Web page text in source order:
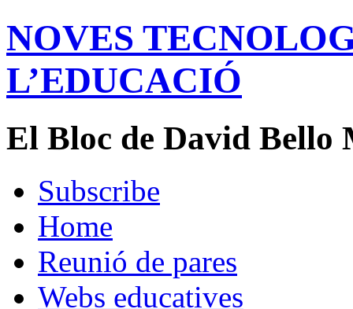
NOVES
L’EDUCACIÓ
El Bloc de David Bello
Subscribe
Home
Reunió de pares
Webs educatives